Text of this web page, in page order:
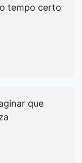
tempo certo
que